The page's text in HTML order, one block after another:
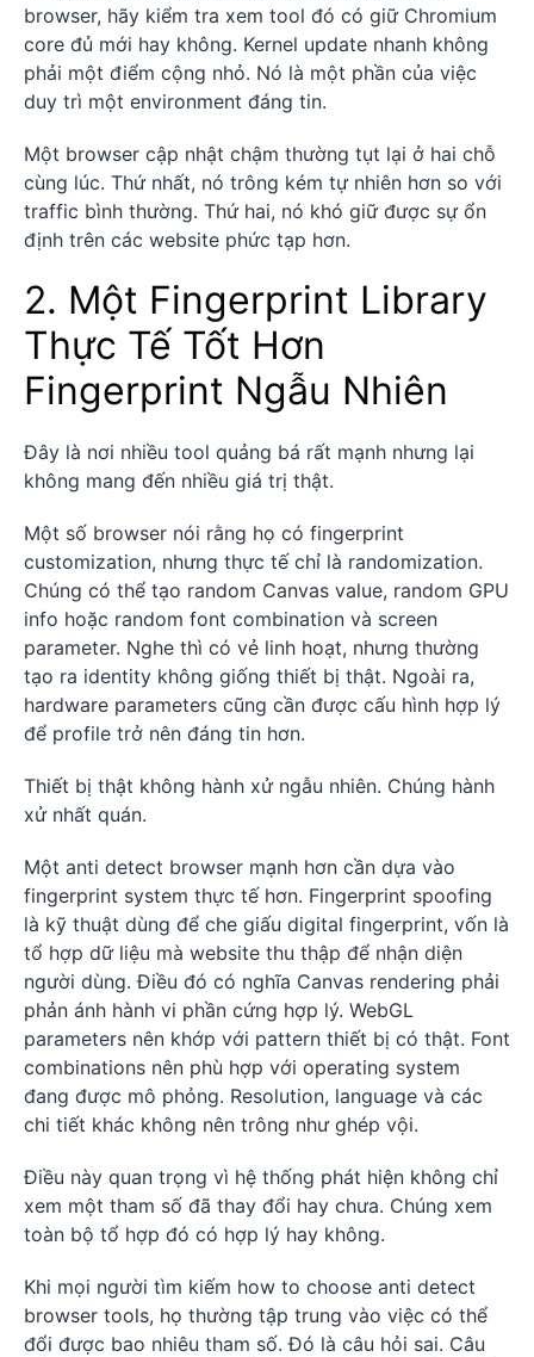
browser, hãy kiểm tra xem tool đó có giữ Chromium
core đủ mới hay không. Kernel update nhanh không
phải một điểm cộng nhỏ. Nó là một phần của việc
duy trì một environment đáng tin.
Một browser cập nhật chậm thường tụt lại ở hai chỗ
cùng lúc. Thứ nhất, nó trông kém tự nhiên hơn so với
traffic bình thường. Thứ hai, nó khó giữ được sự ổn
định trên các website phức tạp hơn.
2. Một Fingerprint Library
Thực Tế Tốt Hơn
Fingerprint Ngẫu Nhiên
Đây là nơi nhiều tool quảng bá rất mạnh nhưng lại
không mang đến nhiều giá trị thật.
Một số browser nói rằng họ có fingerprint
customization, nhưng thực tế chỉ là randomization.
Chúng có thể tạo random Canvas value, random GPU
info hoặc random font combination và screen
parameter. Nghe thì có vẻ linh hoạt, nhưng thường
tạo ra identity không giống thiết bị thật. Ngoài ra,
hardware parameters cũng cần được cấu hình hợp lý
để profile trở nên đáng tin hơn.
Thiết bị thật không hành xử ngẫu nhiên. Chúng hành
xử nhất quán.
Một anti detect browser mạnh hơn cần dựa vào
fingerprint system thực tế hơn. Fingerprint spoofing
là kỹ thuật dùng để che giấu digital fingerprint, vốn là
tổ hợp dữ liệu mà website thu thập để nhận diện
người dùng. Điều đó có nghĩa Canvas rendering phải
phản ánh hành vi phần cứng hợp lý. WebGL
parameters nên khớp với pattern thiết bị có thật. Font
combinations nên phù hợp với operating system
đang được mô phỏng. Resolution, language và các
chi tiết khác không nên trông như ghép vội.
Điều này quan trọng vì hệ thống phát hiện không chỉ
xem một tham số đã thay đổi hay chưa. Chúng xem
toàn bộ tổ hợp đó có hợp lý hay không.
Khi mọi người tìm kiếm how to choose anti detect
browser tools, họ thường tập trung vào việc có thể
đổi được bao nhiêu tham số. Đó là câu hỏi sai. Câu